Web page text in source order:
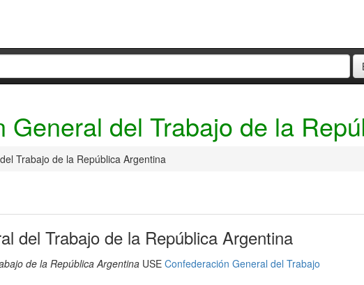
General del Trabajo de la
Trabajo de la República Argentina
del Trabajo de la República Argentina
de la República Argentina USEConfederación General del Trabajo